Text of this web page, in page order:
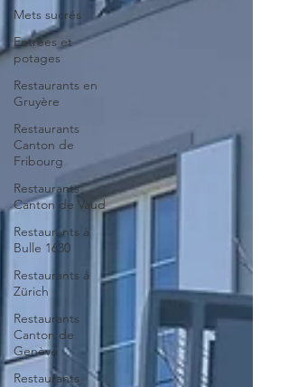
Mets sucrés
Entrées et
potages
Restaurants en
Gruyère
Restaurants
Canton de
Fribourg
Restaurants
Canton de Vaud
Restaurants à
Bulle 1630
Restaurants à
Zürich
Restaurants
Canton de
Genève
Restaurants